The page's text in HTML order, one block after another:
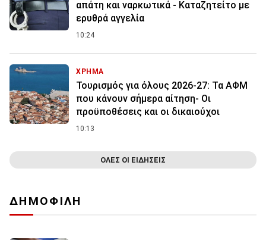
απάτη και ναρκωτικά - Καταζητείτο με
ερυθρά αγγελία
10:24
ΧΡΗΜΑ
Τουρισμός για όλους 2026-27: Τα ΑΦΜ
που κάνουν σήμερα αίτηση- Οι
προϋποθέσεις και οι δικαιούχοι
10:13
ΟΛΕΣ ΟΙ ΕΙΔΗΣΕΙΣ
ΔΗΜΟΦΙΛΗ